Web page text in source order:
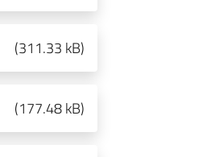
(311.33 kB)
(177.48 kB)